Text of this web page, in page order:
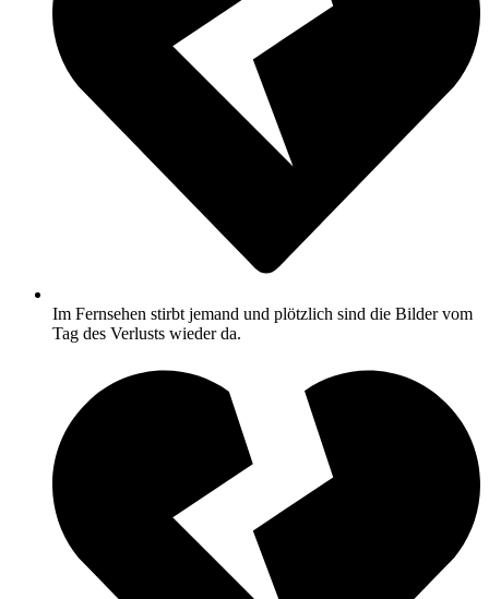
Im Fernsehen stirbt jemand und plötzlich sind die Bilder vom
Tag des Verlusts wieder da.